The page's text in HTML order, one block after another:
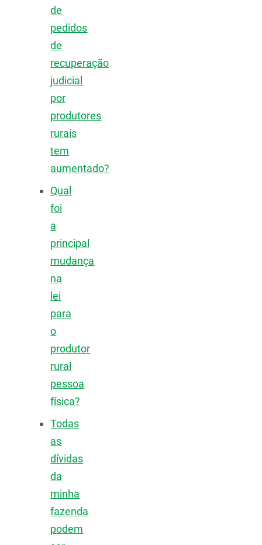
de
pedidos
de
recuperação
judicial
por
produtores
rurais
tem
aumentado?
Qual
foi
a
principal
mudança
na
lei
para
o
produtor
rural
pessoa
física?
Todas
as
dívidas
da
minha
fazenda
podem